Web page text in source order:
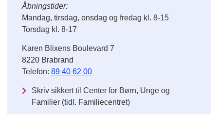
Åbningstider:
Mandag, tirsdag, onsdag og fredag kl. 8-15
Torsdag kl. 8-17
Karen Blixens Boulevard 7
8220 Brabrand
Telefon: 89 40 62 00
Skriv sikkert til Center for Børn, Unge og
Familier (tidl. Familiecentret)